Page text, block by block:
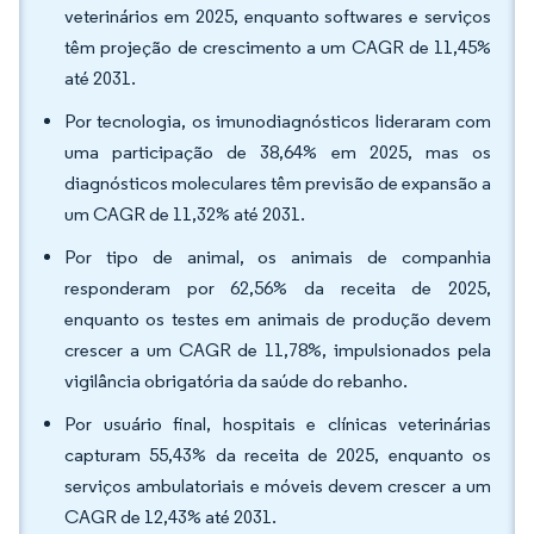
veterinários em 2025, enquanto softwares e serviços
têm projeção de crescimento a um CAGR de 11,45%
até 2031.
Por tecnologia, os imunodiagnósticos lideraram com
uma participação de 38,64% em 2025, mas os
diagnósticos moleculares têm previsão de expansão a
um CAGR de 11,32% até 2031.
Por tipo de animal, os animais de companhia
responderam por 62,56% da receita de 2025,
enquanto os testes em animais de produção devem
crescer a um CAGR de 11,78%, impulsionados pela
vigilância obrigatória da saúde do rebanho.
Por usuário final, hospitais e clínicas veterinárias
capturam 55,43% da receita de 2025, enquanto os
serviços ambulatoriais e móveis devem crescer a um
CAGR de 12,43% até 2031.